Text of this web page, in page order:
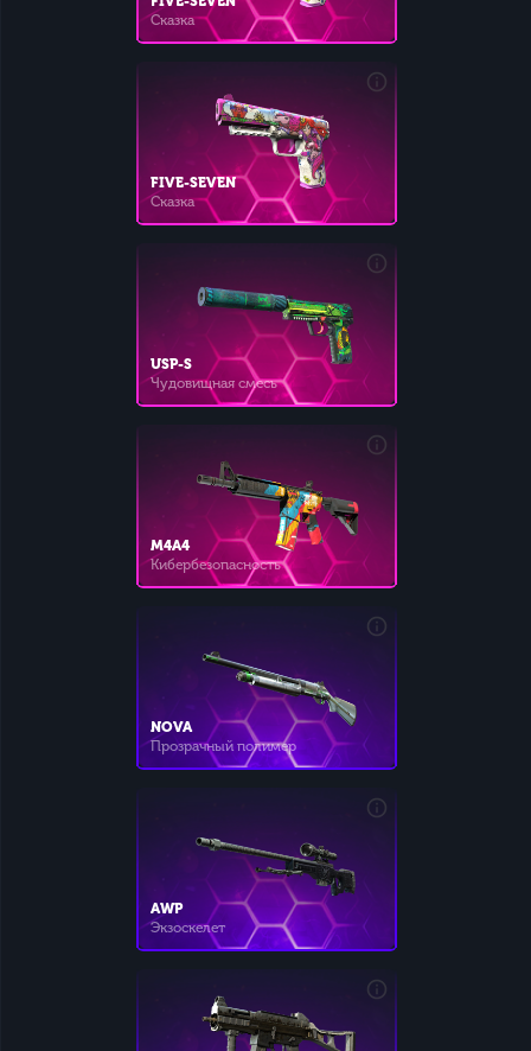
Сказка
FIVE-SEVEN
Сказка
USP-S
Чудовищная смесь
M4A4
Кибербезопасность
NOVA
Прозрачный полимер
AWP
Экзоскелет